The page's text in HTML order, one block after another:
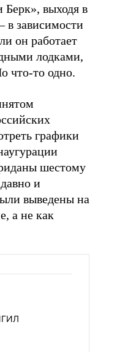
выходя в
в зависимости
он работает
лодками,
что-то одно.
графики
шестому
и
выведены на
а не как